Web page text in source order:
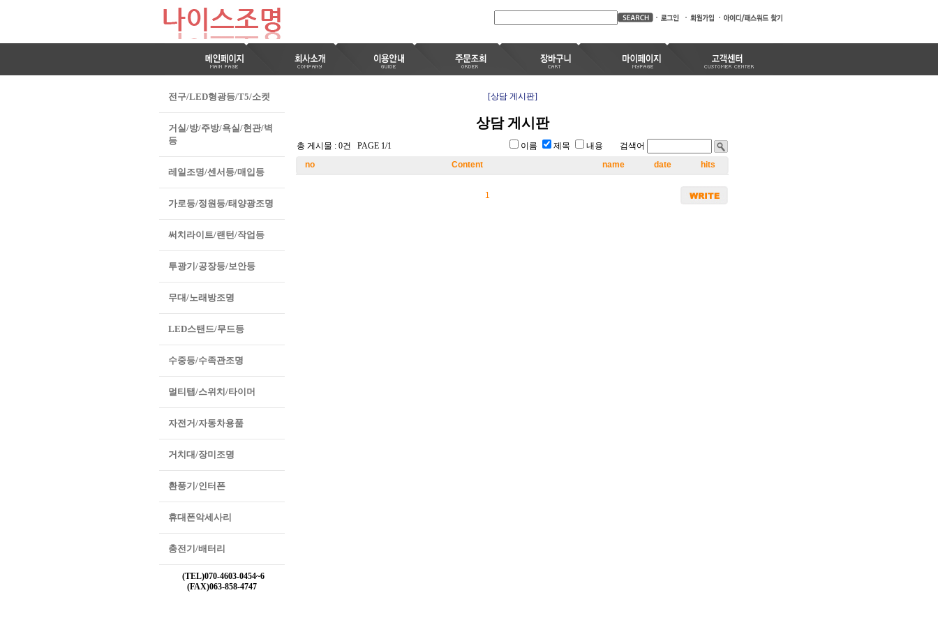
전구/LED형광등/T5/소켓
거실/방/주방/욕실/현관/벽
등
레일조명/센서등/매입등
가로등/정원등/태양광조명
써치라이트/랜턴/작업등
투광기/공장등/보안등
무대/노래방조명
LED스탠드/무드등
수중등/수족관조명
멀티탭/스위치/타이머
자전거/자동차용품
거치대/장미조명
환풍기/인터폰
휴대폰악세사리
충전기/배터리
(TEL)070-4603-0454~6
(FAX)063-858-4747
[상담 게시판]
상담 게시판
총 게시물 : 0건 PAGE 1/1 이름 제목
내용 검색어
no
Content name date hits
1